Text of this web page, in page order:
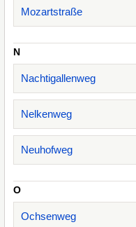
Mozartstraße
N
Nachtigallenweg
Nelkenweg
Neuhofweg
O
Ochsenweg